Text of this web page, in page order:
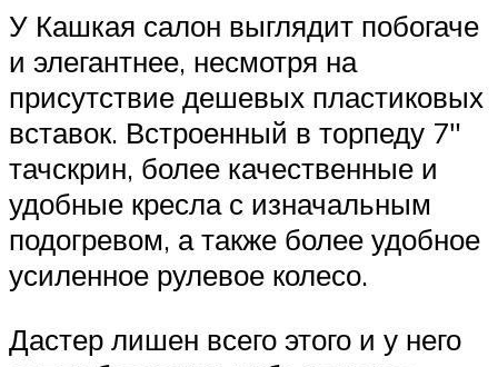
У Кашкая салон выглядит побогаче
и элегантнее, несмотря на
присутствие дешевых пластиковых
вставок. Встроенный в торпеду 7″
тачскрин, более качественные и
удобные кресла с изначальным
подогревом, а также более удобное
усиленное рулевое колесо.
Дастер лишен всего этого и у него